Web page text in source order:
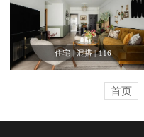
住宅 | 混搭 | 116
首页